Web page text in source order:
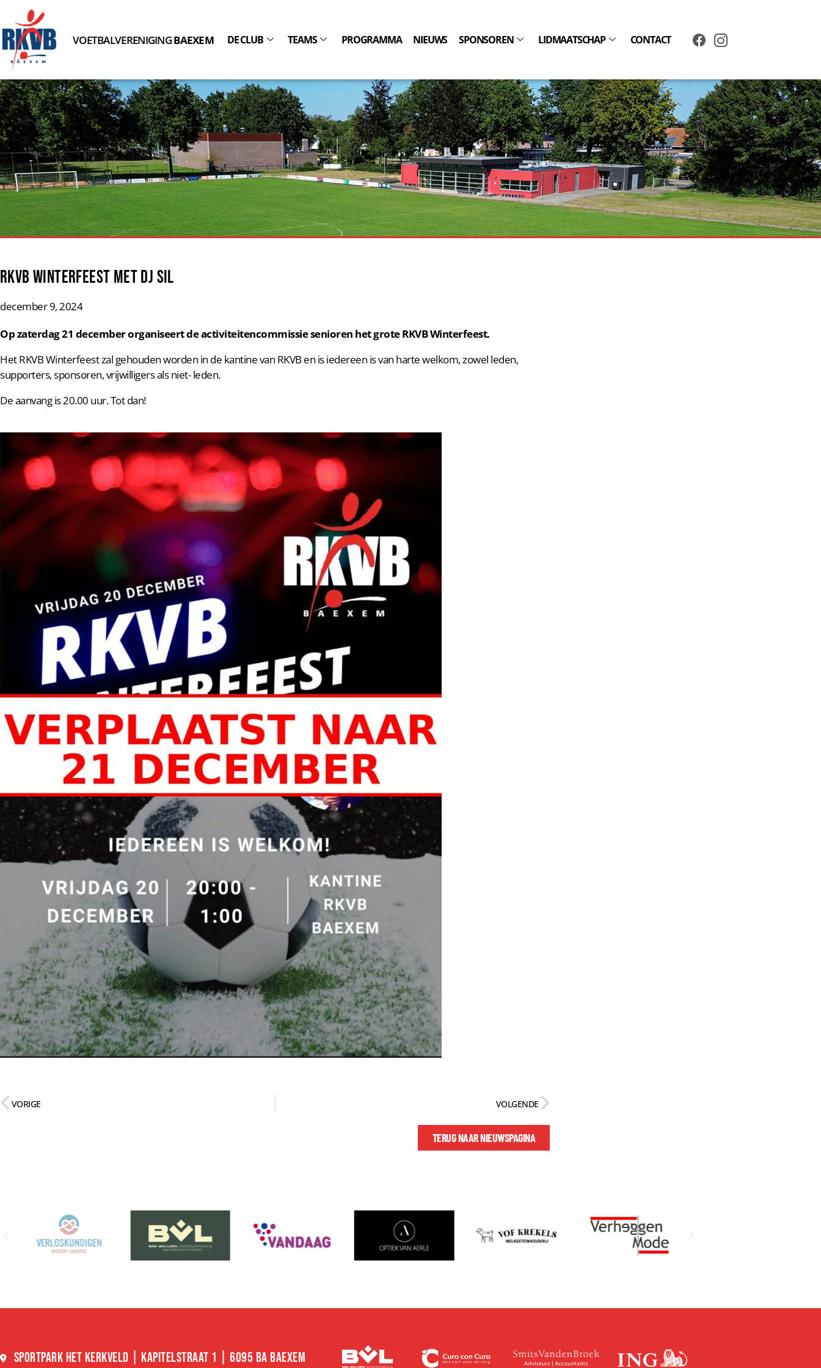
VOETBALVERENIGINGBAEXEM DE CLUB TEAMS PROGRAMMA NIEUWS SPONSOREN LIDMAATSCHAP CONTACT
RKVB Winterfeest met DJ SIL
december 9, 2024
Op zaterdag 21 december organiseert de activiteitencommissie senioren het grote RKVB Winterfeest.
Het RKVB Winterfeest zal gehouden worden in de kantine van RKVB en is iedereen is van harte welkom, zowel leden,
supporters, sponsoren, vrijwilligers als niet- leden.
De aanvang is 20.00 uur. Tot dan!
VORIGE VOLGENDE
TERUG NAAR NIEUWSPAGINA
SPORTPARK HET KERKVELD | KAPITELSTRAAT 1 | 6095 BA BAEXEM